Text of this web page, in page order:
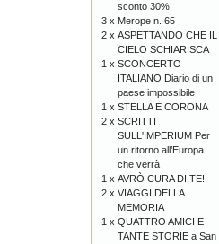
sconto 30%
3 x Merope n. 65
2 x ASPETTANDO CHE IL
CIELO SCHIARISCA
1 x SCONCERTO
ITALIANO Diario di un
paese impossibile
1 x STELLA E CORONA
2 x SCRITTI
SULL'IMPERIUM Per
un ritorno all’Europa
che verrà
1 x AVRÒ CURA DI TE!
2 x VIAGGI DELLA
MEMORIA
1 x QUATTRO AMICI E
TANTE STORIE a San